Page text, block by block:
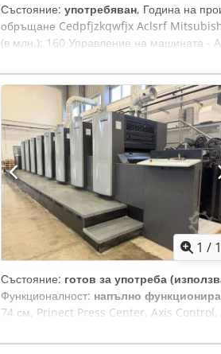
Състояние: употребяван, Година на
обръщане Cedpfjzkqwfjx Aclsrf Mitsubishi
(в млн.): 160 Управление на машината -
интелигентно управление на
контрол Листоподаващо устройство -
листоподавача Печатни секции - Брой
полуавтоматична система за смяна на
Автоматично почистване на
Автоматично почистване на цилиндъра
Cooling Изходна секция - Пудрене:
обръщане) Максимален размер на
x 540 при обръщане) Максимален
Минимална дебелина на хартията (мм):
1 /
Състояние: готов за употреба
Функционалност: напълно
74 см, Prinect Press Center, Axis
циркулиращо устройство, двустранен
Aclorf